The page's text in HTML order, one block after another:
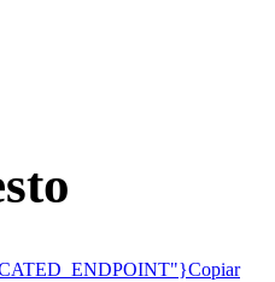
Copiar